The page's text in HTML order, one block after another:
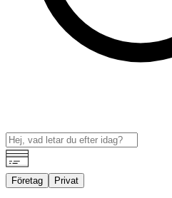
Företag Privat